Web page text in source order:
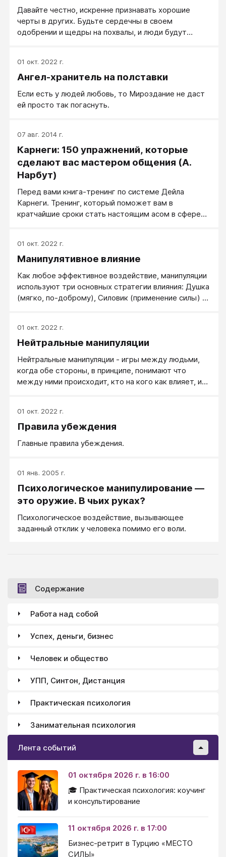
Давайте честно, искренне признавать хорошие
черты в других. Будьте сердечны в своем
одобрении и щедры на похвалы, и люди будут
после того, как вы забудете их.
01 окт. 2022 г.
Ангел-хранитель на полставки
Если есть у людей любовь, то Мироздание не даст
ей просто так погаснуть.
07 авг. 2014 г.
Карнеги: 150 упражнений, которые
сделают вас мастером общения (А.
Нарбут)
Перед вами книга-тренинг по системе Дейла
Карнеги. Тренинг, который поможет вам в
кратчайшие сроки стать настоящим асом в сфере
захватывают, окрыляют, заставляют двигаться
дальше. Многие люди держат их на рабочем столе
продвинутые закачивают их в электронные
«читалки», чтобы никогда не расставаться с этим
источником вдохновения.
01 окт. 2022 г.
Манипулятивное влияние
Как любое эффективное воздействие, манипуляции
используют три основных стратегии влияния: Душка
(мягко, по-доброму), Силовик (применение силы) и
которых нужные действия вытекают сами собой).
01 окт. 2022 г.
Нейтральные манипуляции
Нейтральные манипуляции - игры между людьми,
когда обе стороны, в принципе, понимают что
между ними происходит, кто на кого как влияет, и
нормальный ход жизни. «Чем меньше женщину мы
любим, тем легче нравимся мы ей». Демонстрация
заинтересованности) в девушке, действительно,
всегда ей во вред - нельзя.
01 окт. 2022 г.
Правила убеждения
Главные правила убеждения.
01 янв. 2005 г.
Психологическое манипулирование —
это оружие. В чьих руках?
Психологическое воздействие, вызывающее
заданный отклик у человека помимо его воли.
Содержание
Работа над собой
Успех, деньги, бизнес
Человек и общество
УПП, Синтон, Дистанция
Практическая психология
Занимательная психология
Лента событий
01 октября 2026 г. в 16:00
🎓 Практическая психология: коучинг
и консультирование
11 октября 2026 г. в 17:00
Бизнес-ретрит в Турцию «МЕСТО
СИЛЫ»